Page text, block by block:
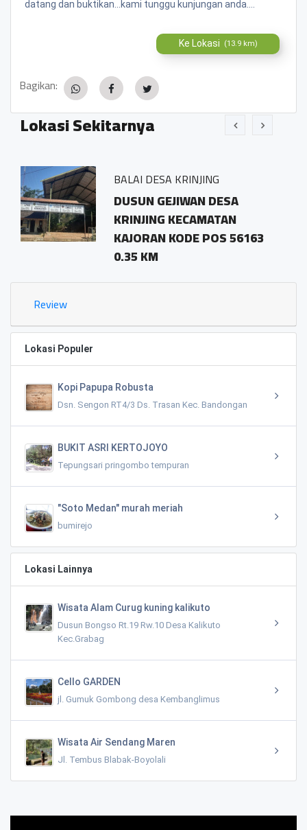
datang dan buktikan...kami tunggu kunjungan anda....
Ke Lokasi (13.9 km)
Bagikan:
Lokasi Sekitarnya
BALAI DESA KRINJING
DUSUN GEJIWAN DESA
KRINJING KECAMATAN
KAJORAN KODE POS 56163
0.35 KM
Review
Lokasi Populer
Kopi Papupa Robusta
Dsn. Sengon RT4/3 Ds. Trasan Kec. Bandongan
BUKIT ASRI KERTOJOYO
Tepungsari pringombo tempuran
"Soto Medan" murah meriah
bumirejo
Lokasi Lainnya
Wisata Alam Curug kuning kalikuto
Dusun Bongso Rt.19 Rw.10 Desa Kalikuto
Kec.Grabag
Cello GARDEN
jl. Gumuk Gombong desa Kembanglimus
Wisata Air Sendang Maren
Jl. Tembus Blabak-Boyolali